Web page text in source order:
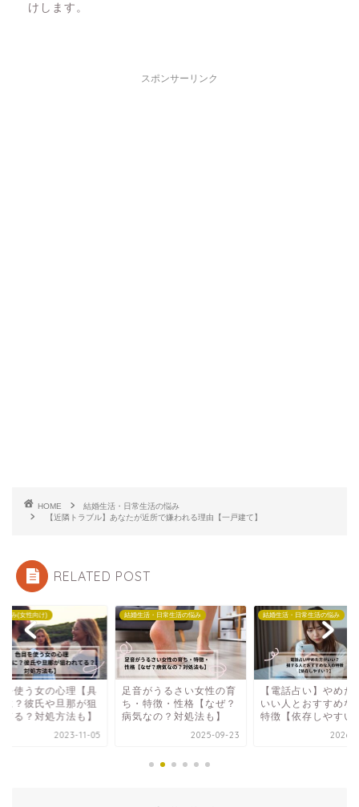
けします。
スポンサーリンク
HOME
結婚生活・日常生活の悩み
【近隣トラブル】あなたが近所で嫌われる理由【一戸建て】
RELATED POST
悩み(女性向け)
を使う女の心理【具
に？彼氏や旦那が狙
てる？対処方法も】
2023-11-05
結婚生活・日常生活の悩み
足音がうるさい女性の育
ち・特徴・性格【なぜ？
病気なの？対処法も】
2025-09-23
結婚生活・日常生活の悩み
【電話占い】やめた
いい人とおすすめな
特徴【依存しやすい
2026-